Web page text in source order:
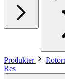
Produkter
Res